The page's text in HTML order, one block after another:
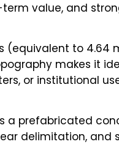
value, and
to 4.64
makes it
or institutional
a prefabricated
delimitation, and